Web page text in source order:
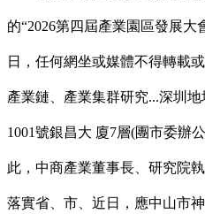
的“2026第四屆產業園區發展大
日，任何網坐或媒體不得轉載
產業鏈、產業集群研究...深圳
1001號銀昌大 廈7層(團市委辦
此，中商產業董事長、研究院
落實省、市、近日，應中山市